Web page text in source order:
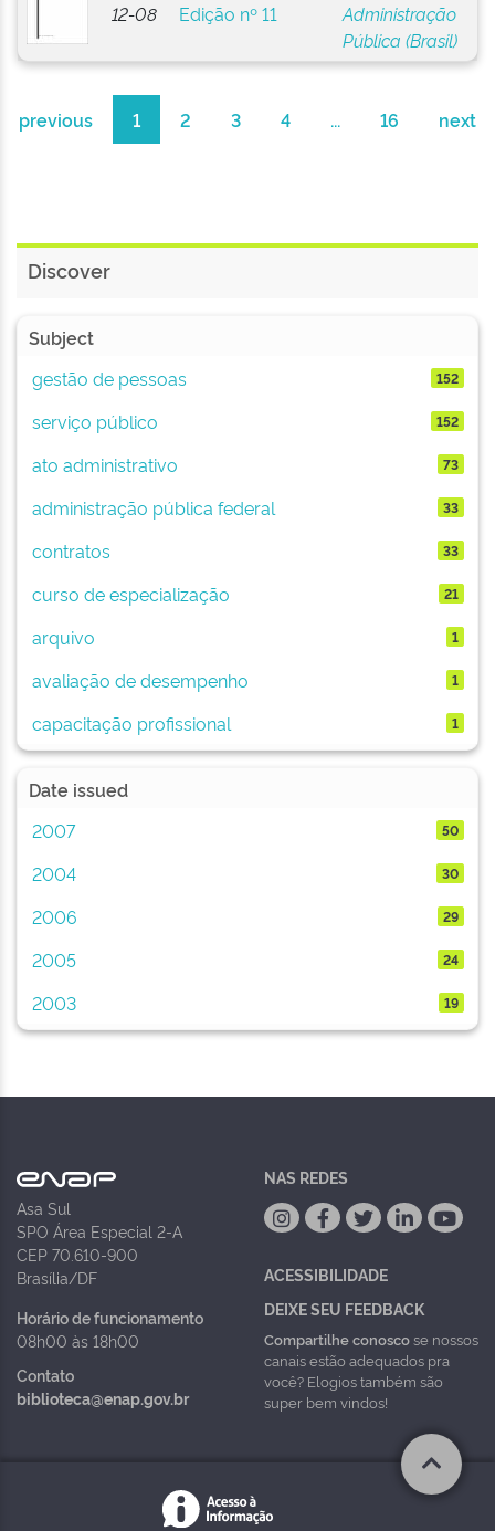
12-08
Edição nº 11
Administração
Pública (Brasil)
previous 1 2 3 4 ... 16 next
Discover
Subject
gestão de pessoas
152
serviço público 152
ato administrativo 73
administração pública federal 33
contratos 33
curso de especialização 21
arquivo 1
avaliação de desempenho 1
capacitação profissional 1
Date issued
2007
50
2004 30
2006 29
2005 24
2003 19
Asa Sul
SPO Área Especial 2-A
CEP 70.610-900
Brasília/DF
Horário de funcionamento
08h00 às 18h00
Contato
biblioteca@enap.gov.br
NAS REDES
ACESSIBILIDADE
DEIXE SEU FEEDBACK
Compartilhe conoscose nossos
canais estão adequados pra
você? Elogios também são
super bem vindos!